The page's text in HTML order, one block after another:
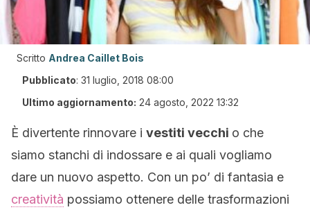
Scritto Andrea Caillet Bois
Pubblicato: 31 luglio, 2018 08:00
Ultimo aggiornamento: 24 agosto, 2022 13:32
È divertente rinnovare i vestiti vecchi o che
siamo stanchi di indossare e ai quali vogliamo
dare un nuovo aspetto. Con un po’ di fantasia e
creatività possiamo ottenere delle trasformazioni